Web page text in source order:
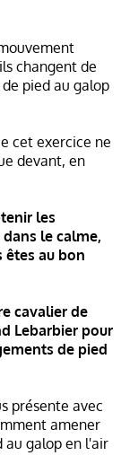
changent de
pied au galop
cet exercice ne
devant, en
les
le calme,
au bon
cavalier de
Lebarbier pour
de pied
présente avec
amener
au galop en l'air